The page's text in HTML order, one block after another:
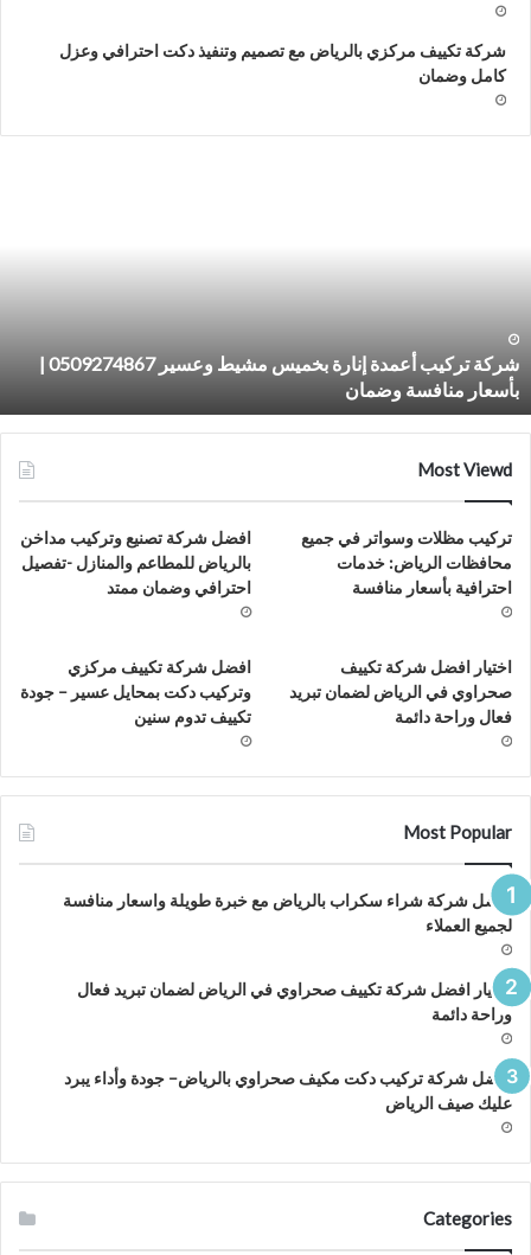
شركة تكييف مركزي بالرياض مع تصميم وتنفيذ دكت احترافي وعزل
كامل وضمان
0509274867
بأسعار
منافسة
وضمان
شركة تركيب أعمدة إنارة بخميس مشيط وعسير 0509274867 |
بأسعار منافسة وضمان
Most Viewd
تركيب مظلات وسواتر في جميع
محافظات الرياض: خدمات
احترافية بأسعار منافسة
افضل شركة تصنيع وتركيب مداخن
بالرياض للمطاعم والمنازل -تفصيل
احترافي وضمان ممتد
اختيار افضل شركة تكييف
صحراوي في الرياض لضمان تبريد
فعال وراحة دائمة
افضل شركة تكييف مركزي
وتركيب دكت بمحايل عسير – جودة
تكييف تدوم سنين
Most Popular
افضل شركة شراء سكراب بالرياض مع خبرة طويلة واسعار منافسة
لجميع العملاء
اختيار افضل شركة تكييف صحراوي في الرياض لضمان تبريد فعال
وراحة دائمة
افضل شركة تركيب دكت مكيف صحراوي بالرياض– جودة وأداء يبرد
عليك صيف الرياض
Categories